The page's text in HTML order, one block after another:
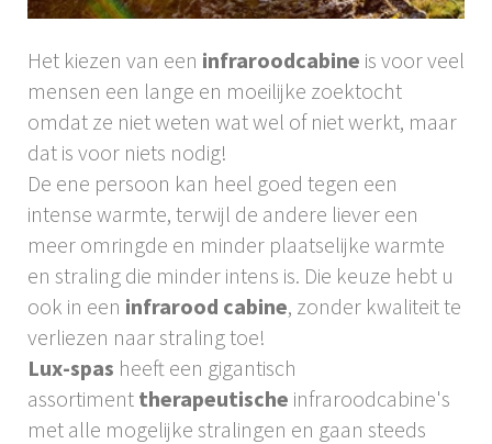
Het kiezen van een infraroodcabine is voor veel
mensen een lange en moeilijke zoektocht
omdat ze niet weten wat wel of niet werkt, maar
dat is voor niets nodig!
De ene persoon kan heel goed tegen een
intense warmte, terwijl de andere liever een
meer omringde en minder plaatselijke warmte
en straling die minder intens is. Die keuze hebt u
ook in een infrarood cabine, zonder kwaliteit te
verliezen naar straling toe!
Lux-spas heeft een gigantisch
assortiment therapeutische infraroodcabine's
met alle mogelijke stralingen en gaan steeds